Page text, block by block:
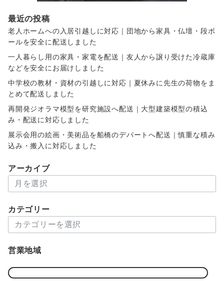
最近の投稿
老人ホームへの入居引越しに対応｜団地から家具・仏壇・段ボ
ールを安全に配送しました
一人暮らし用の家具・家電を配送｜友人から譲り受けた冷蔵庫
などを安全にお届けしました
中学校の教材・資材の引越しに対応｜夏休みに先生の荷物をま
とめて配送しました
再開発ジオラマ模型を研究施設へ配送｜大型建築模型の積込
み・配送に対応しました
展示会用の絵画・美術品を船橋のデパートへ配送｜慎重な積み
込み・搬入に対応しました
アーカイブ
ー
イ
カテゴリー
テ
リ
営業地域